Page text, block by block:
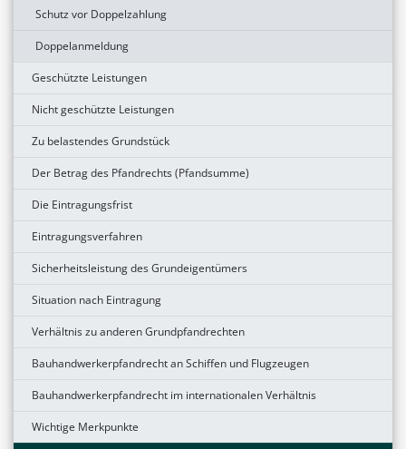
Schutz vor Doppelzahlung
Doppelanmeldung
Geschützte Leistungen
Nicht geschützte Leistungen
Zu belastendes Grundstück
Der Betrag des Pfandrechts (Pfandsumme)
Die Eintragungsfrist
Eintragungsverfahren
Sicherheitsleistung des Grundeigentümers
Situation nach Eintragung
Verhältnis zu anderen Grundpfandrechten
Bauhandwerkerpfandrecht an Schiffen und Flugzeugen
Bauhandwerkerpfandrecht im internationalen Verhältnis
Wichtige Merkpunkte